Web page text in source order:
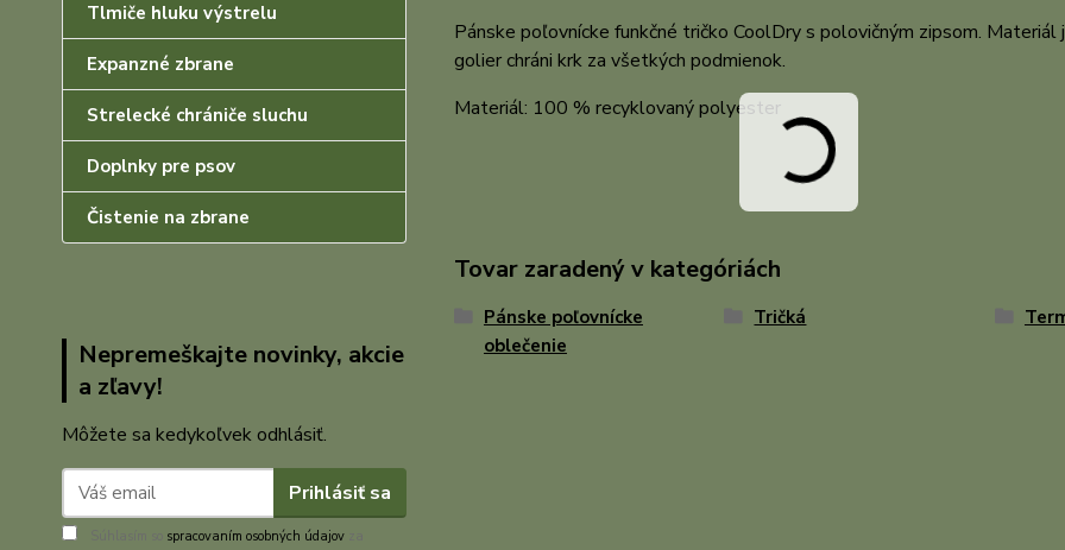
Tlmiče hluku výstrelu
Expanzné zbrane
Strelecké chrániče sluchu
Doplnky pre psov
Čistenie na zbrane
Nepremeškajte novinky, akcie
a zľavy!
Môžete sa kedykoľvek odhlásiť.
Prihlásiť sa
spracovaním osobných údajov
Pánske poľovnícke funkčné tričko CoolDry s polovičným zipsom.
golier chráni krk za všetkých podmienok.
Materiál: 100 % recyklovaný polyester
Tovar zaradený v kategóriách
Pánske poľovnícke
oblečenie
Tričká